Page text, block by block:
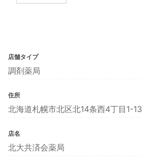
店舗タイプ
調剤薬局
住所
北海道札幌市北区北14条西4丁目1-13
店名
北大共済会薬局